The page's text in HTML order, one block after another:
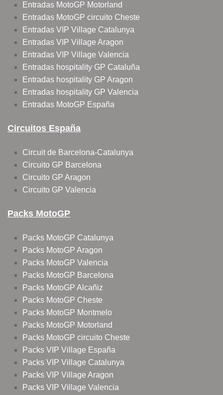
Entradas MotoGP Motorland
Entradas MotoGP circuito Cheste
Entradas VIP Village Catalunya
Entradas VIP Village Aragon
Entradas VIP Village Valencia
Entradas hospitality GP Cataluña
Entradas hospitality GP Aragon
Entradas hospitality GP Valencia
Entradas MotoGP España
Circuitos España
Circuit de Barcelona-Catalunya
Circuito GP Barcelona
Circuito GP Aragon
Circuito GP Valencia
Packs MotoGP
Packs MotoGP Catalunya
Packs MotoGP Aragon
Packs MotoGP Valencia
Packs MotoGP Barcelona
Packs MotoGP Alcañiz
Packs MotoGP Cheste
Packs MotoGP Montmelo
Packs MotoGP Motorland
Packs MotoGP circuito Cheste
Packs VIP Village España
Packs VIP Village Catalunya
Packs VIP Village Aragon
Packs VIP Village Valencia